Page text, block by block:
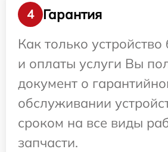
4
Гарантия
Как только устройство
и оплаты услуги Вы
документ о
обслуживании
сроком на все виды
запчасти.